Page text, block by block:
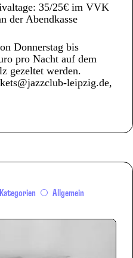
35/25€ im VVK
der Abendkasse
Donnerstag bis
pro Nacht auf dem
gezeltet werden.
leipzig.de,
Kategorien Allgemein